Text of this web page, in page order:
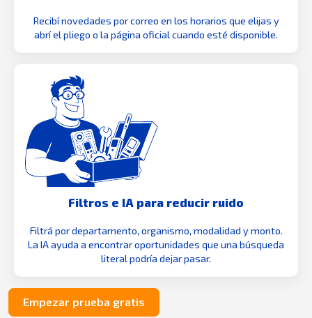
Recibí novedades por correo en los horarios que elijas y
abrí el pliego o la página oficial cuando esté disponible.
Filtros e IA para reducir ruido
Filtrá por departamento, organismo, modalidad y monto.
La IA ayuda a encontrar oportunidades que una búsqueda
literal podría dejar pasar.
Empezar prueba gratis